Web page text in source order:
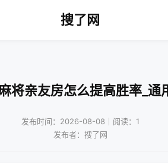
搜了网
将亲友房怎么提高胜率_通
发布时间：2026-08-08｜阅读：1
发布者：搜了网